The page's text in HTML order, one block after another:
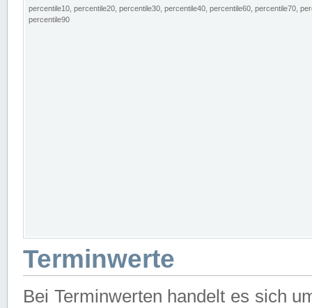
percentile10, percentile20, percentile30, percentile40, percentile60, percentile70,
percentile90
Terminwerte
Bei Terminwerten handelt es sich